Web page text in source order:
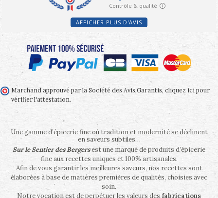
AFFICHER PLUS D'AVIS
Marchand approuvé par la Société des Avis Garantis, cliquez ici pour
vérifier l'attestation.
Une gamme d’épicerie fine où tradition et modernité se déclinent
en saveurs subtiles…
Sur le Sentier des Bergersest une marque de produits d’épicerie
fine aux recettes uniques et 100% artisanales.
Afin de vous garantir les meilleures saveurs, nos recettes sont
élaborées à base de matières premières de qualités, choisies avec
soin.
Notre vocation est de perpétuer les valeurs des fabrications